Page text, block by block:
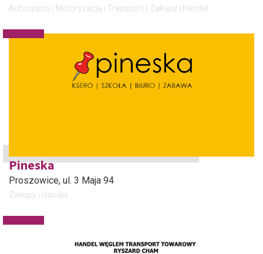
Autoczęści Motoryzacja i Transport Zakupy i Handel
Pineska
Proszowice, ul. 3 Maja 94
Zakupy i Handel